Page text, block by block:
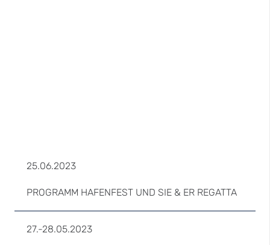
25.06.2023
PROGRAMM HAFENFEST UND SIE & ER REGATTA
27.-28.05.2023